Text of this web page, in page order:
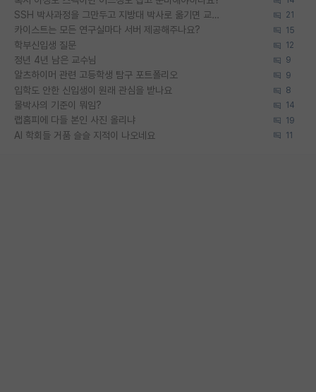
SSH 박사과정을 그만두고 지방대 박사로 옮기면 교수의 꿈은 끝일까요? 21
카이스트는 모든 연구실마다 서버 제공해주나요? 15
학부신입생 질문 12
정년 4년 남은 교수님 9
알츠하이머 관련 고등학생 탐구 포트폴리오 9
입학도 안한 신입생이 원래 관심을 받나요 8
물박사의 기준이 뭐임? 14
랩홈피에 다들 본인 사진 올리냐 19
AI 학회들 거품 슬슬 지적이 나오네요 11